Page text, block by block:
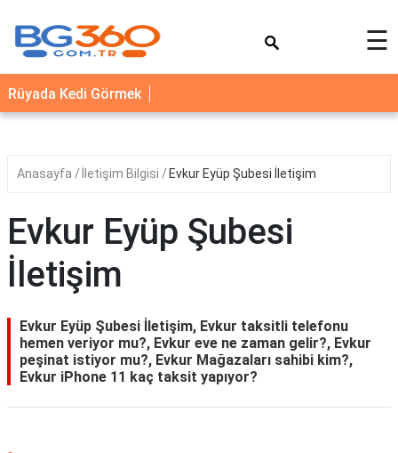
YEMEK
TARİFLERİ
SAĞLIK
İLETİŞİM
☰
Rüyada Kedi Görmek
Anasayfa İletişim Bilgisi Evkur Eyüp Şubesi İletişim
Evkur Eyüp Şubesi
İletişim
Evkur Eyüp Şubesi İletişim, Evkur taksitli telefonu
hemen veriyor mu?, Evkur eve ne zaman gelir?, Evkur
peşinat istiyor mu?, Evkur Mağazaları sahibi kim?,
Evkur iPhone 11 kaç taksit yapıyor?